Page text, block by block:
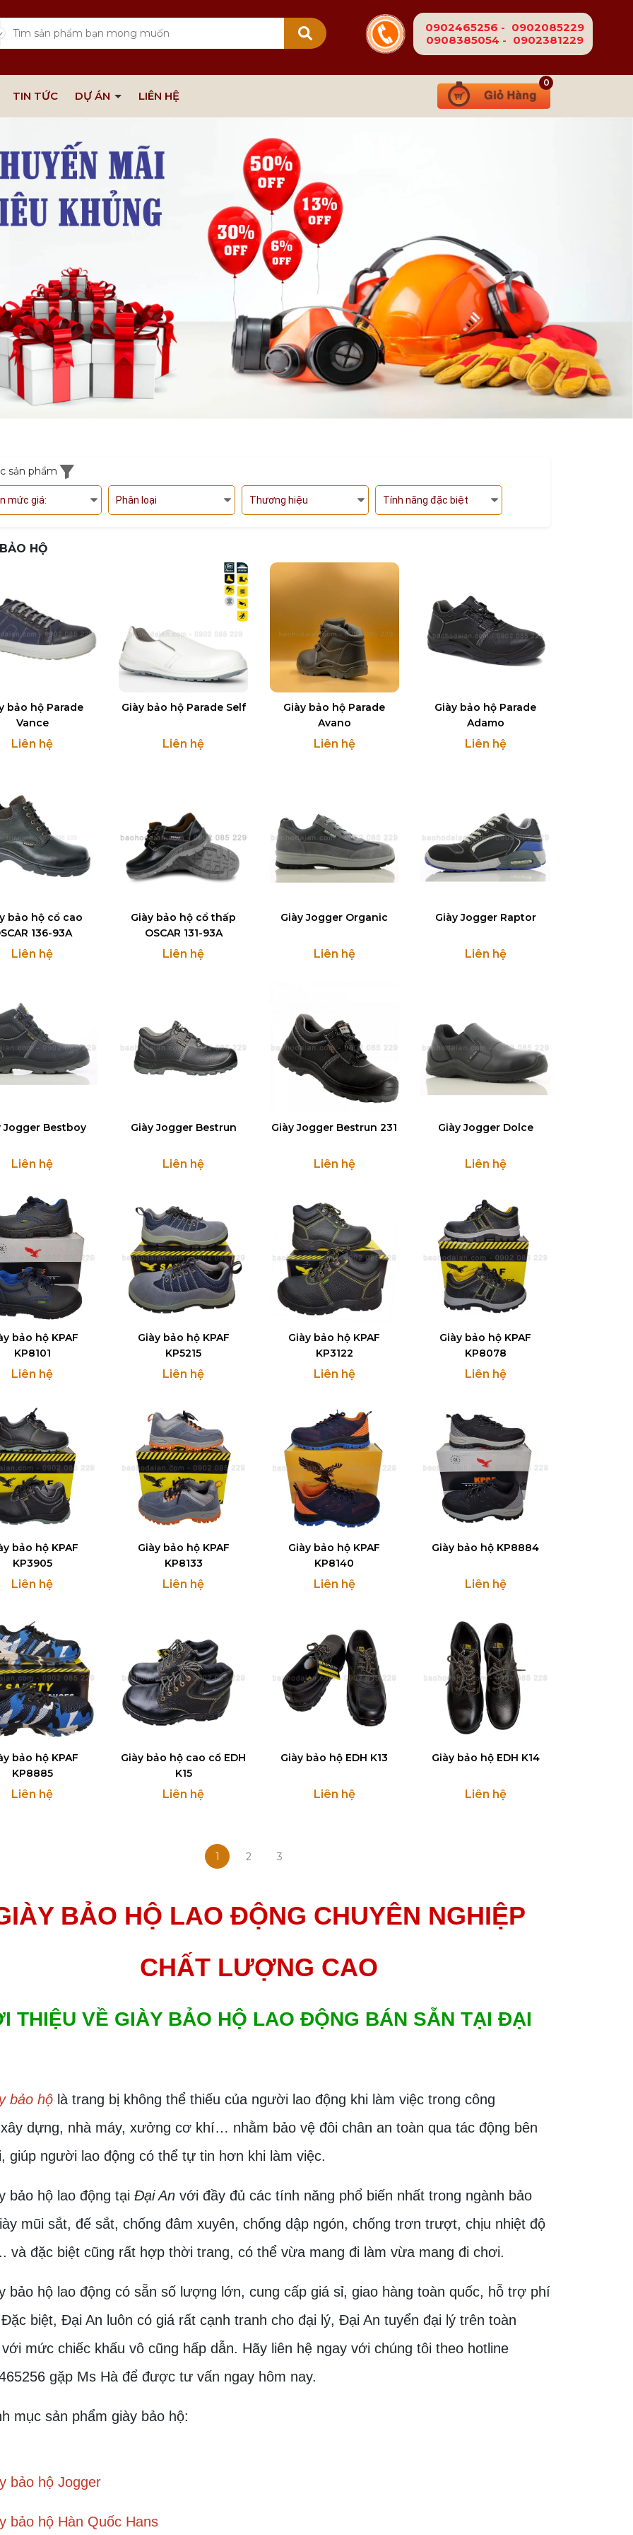
0902465256 - 0902085229
0908385054 - 0902381229
TIN TỨC DỰ ÁN LIÊN HỆ
0
sản phẩm
mức giá: Phân loại Thương hiệu Tính năng đặc biệt
HỘ
bảo hộ Parade
Vance
Liên hệ
Giày bảo hộ Parade Self
Liên hệ
Giày bảo hộ Parade
Avano
Liên hệ
Giày bảo hộ Parade
Adamo
Liên hệ
bảo hộ cổ cao
136-93A
Liên hệ
Giày bảo hộ cổ thấp
OSCAR 131-93A
Liên hệ
Giày Jogger Organic
Liên hệ
Giày Jogger Raptor
Liên hệ
Jogger Bestboy
Liên hệ
Giày Jogger Bestrun
Liên hệ
Giày Jogger Bestrun 231
Liên hệ
Giày Jogger Dolce
Liên hệ
bảo hộ KPAF
KP8101
Liên hệ
Giày bảo hộ KPAF
KP5215
Liên hệ
Giày bảo hộ KPAF
KP3122
Liên hệ
Giày bảo hộ KPAF
KP8078
Liên hệ
bảo hộ KPAF
KP3905
Liên hệ
Giày bảo hộ KPAF
KP8133
Liên hệ
Giày bảo hộ KPAF
KP8140
Liên hệ
Giày bảo hộ KP8884
Liên hệ
bảo hộ KPAF
KP8885
Liên hệ
Giày bảo hộ cao cổ EDH
K15
Liên hệ
Giày bảo hộ EDH K13
Liên hệ
Giày bảo hộ EDH K14
Liên hệ
1 2 3
BẢO HỘ LAO ĐỘNG CHUYÊN NGHIỆP
CHẤT LƯỢNG CAO
THIỆU VỀ GIÀY BẢO HỘ LAO ĐỘNG BÁN SẴN TẠI ĐẠI
bảo hộ là trang bị không thể thiếu của người lao động khi làm việc trong công
dựng, nhà máy, xưởng cơ khí… nhằm bảo vệ đôi chân an toàn qua tác động bên
giúp người lao động có thể tự tin hơn khi làm việc.
bảo hộ lao động tại Đại An với đầy đủ các tính năng phổ biến nhất trong ngành bảo
mũi sắt, đế sắt, chống đâm xuyên, chống dập ngón, chống trơn trượt, chịu nhiệt độ
và đặc biệt cũng rất hợp thời trang, có thể vừa mang đi làm vừa mang đi chơi.
bảo hộ lao động có sẵn số lượng lớn, cung cấp giá sỉ, giao hàng toàn quốc, hỗ trợ phí
biệt, Đại An luôn có giá rất cạnh tranh cho đại lý, Đại An tuyển đại lý trên toàn
mức chiếc khấu vô cũng hấp dẫn. Hãy liên hệ ngay với chúng tôi theo hotline
gặp Ms Hà để được tư vấn ngay hôm nay.
mục sản phẩm giày bảo hộ:
bảo hộ Jogger
bảo hộ Hàn Quốc Hans